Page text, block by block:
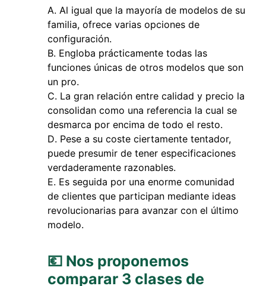
Al igual que la mayoría de modelos de su
familia, ofrece varias opciones de
configuración.
Engloba prácticamente todas las
funciones únicas de otros modelos que son
un pro.
La gran relación entre calidad y precio la
consolidan como una referencia la cual se
desmarca por encima de todo el resto.
Pese a su coste ciertamente tentador,
puede presumir de tener especificaciones
verdaderamente razonables.
Es seguida por una enorme comunidad
de clientes que participan mediante ideas
revolucionarias para avanzar con el último
modelo.
💶 Nos proponemos
comparar 3 clases de